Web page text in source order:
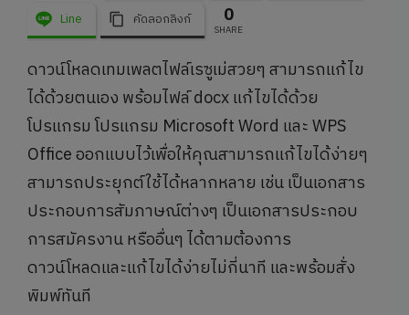
Line
คัดลอกลิงก์ 0
SHARE
ดาวน์โหลดเทมเพลตไฟล์เรซูเม่สวยๆ สามารถแก้ไข
ได้ด้วยตนเอง พร้อมไฟล์ docx แก้ไขได้ด้วย
โปรแกรม โปรแกรม Microsoft Word และ WPS
Office ออกแบบไว้เพื่อให้คุณสามารถแก้ไขได้ง่ายๆ
สามารถประยุกต์ใช้ได้หลากหลาย เช่น เป็นเอกสาร
ประกอบการสัมภาษณ์ต่างๆ เป็นเอกสารประกอบ
การสมัครงาน หรืออื่นๆ ได้ตามต้องการ
ดาวน์โหลดและแก้ไขได้ง่ายไม่กี่นาที และพร้อมสั่ง
พิมพ์ทันที